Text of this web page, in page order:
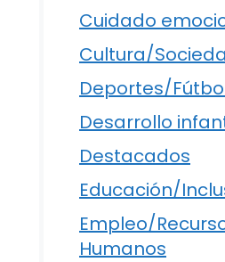
Cuidado
Cultura/
Deportes/
Desarrollo
Destacados
Educación/
Empleo/
Humanos